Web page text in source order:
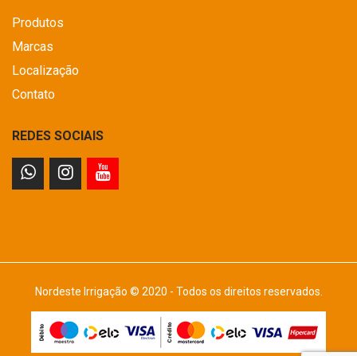
Produtos
Marcas
Localização
Contato
REDES SOCIAIS
Nordeste Irrigação © 2020 - Todos os direitos reservados.